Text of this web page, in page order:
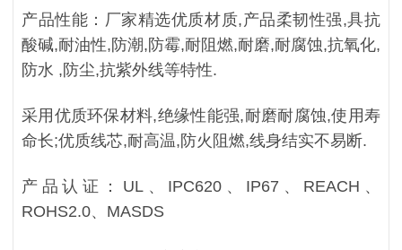
产品性能：厂家精选优质材质,产品柔韧性强,具抗
酸碱,耐油性,防潮,防霉,耐阻燃,耐磨,耐腐蚀,抗氧化,
防水 ,防尘,抗紫外线等特性.
采用优质环保材料,绝缘性能强,耐磨耐腐蚀,使用寿
命长;优质线芯,耐高温,防火阻燃,线身结实不易断.
产品认证：UL、IPC620、IP67、REACH、
ROHS2.0、MASDS